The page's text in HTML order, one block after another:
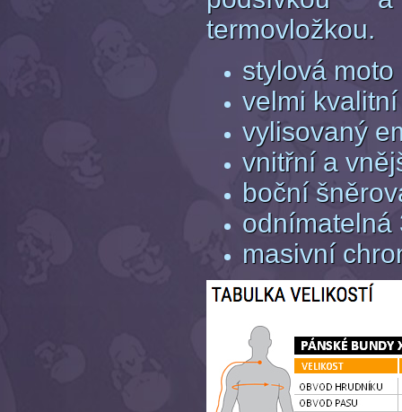
termovložkou.
stylová
velmi
vylisovaný
vnitřní a
boční
odnímatelná
masivní